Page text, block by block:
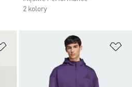
2 kolory
Dodaj do listy życzeń